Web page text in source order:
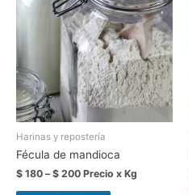
Harinas y repostería
Fécula de mandioca
$ 180 –$ 200 Precio x Kg